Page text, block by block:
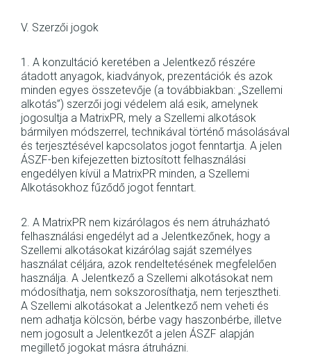
V. Szerzői jogok
1. A konzultáció keretében a Jelentkező részére
átadott anyagok, kiadványok, prezentációk és azok
minden egyes összetevője (a továbbiakban: „Szellemi
alkotás”) szerzői jogi védelem alá esik, amelynek
jogosultja a MatrixPR, mely a Szellemi alkotások
bármilyen módszerrel, technikával történő másolásával
és terjesztésével kapcsolatos jogot fenntartja. A jelen
ÁSZF-ben kifejezetten biztosított felhasználási
engedélyen kívül a MatrixPR minden, a Szellemi
Alkotásokhoz fűződő jogot fenntart.
2. A MatrixPR nem kizárólagos és nem átruházható
felhasználási engedélyt ad a Jelentkezőnek, hogy a
Szellemi alkotásokat kizárólag saját személyes
használat céljára, azok rendeltetésének megfelelően
használja. A Jelentkező a Szellemi alkotásokat nem
módosíthatja, nem sokszorosíthatja, nem terjesztheti.
A Szellemi alkotásokat a Jelentkező nem veheti és
nem adhatja kölcsön, bérbe vagy haszonbérbe, illetve
nem jogosult a Jelentkezőt a jelen ÁSZF alapján
megillető jogokat másra átruházni.